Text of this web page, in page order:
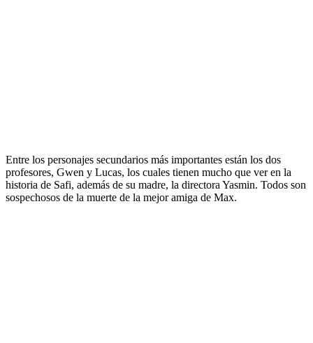
Entre los personajes secundarios más importantes están los dos
profesores, Gwen y Lucas, los cuales tienen mucho que ver en la
historia de Safi, además de su madre, la directora Yasmin. Todos son
sospechosos de la muerte de la mejor amiga de Max.